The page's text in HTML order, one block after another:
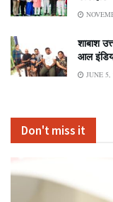
शाबाश
आल
JUNE 5,
Don't miss it